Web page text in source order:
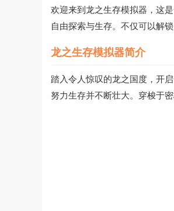
欢迎来到龙之生存模拟器，这
自由探索与生存。不仅可以解
龙之生存模拟器简介
踏入令人惊叹的龙之国度，开
努力生存并不断壮大。穿梭于